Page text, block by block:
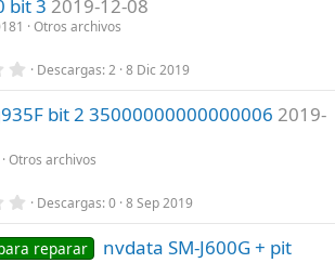
0
e
r
l
l
a
s
bit 3 2019-12-08
Otros archivos
0
0
0
e
t
l
a
(
Descargas 2 8 Dic 2019
bit 2 35000000000000006 2019-
Otros archivos
0
0
0
Descargas 0 8 Sep 2019
reparar
nvdata SM-J600G + pit